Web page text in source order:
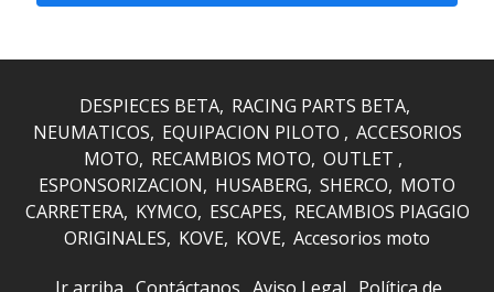
DESPIECES BETA RACING PARTS BETA
NEUMATICOS EQUIPACION PILOTO
ACCESORIOS
MOTO RECAMBIOS MOTO OUTLET
ESPONSORIZACION
HUSABERG SHERCO MOTO
CARRETERA KYMCO ESCAPES RECAMBIOS PIAGGIO
ORIGINALES KOVE KOVE Accesorios moto